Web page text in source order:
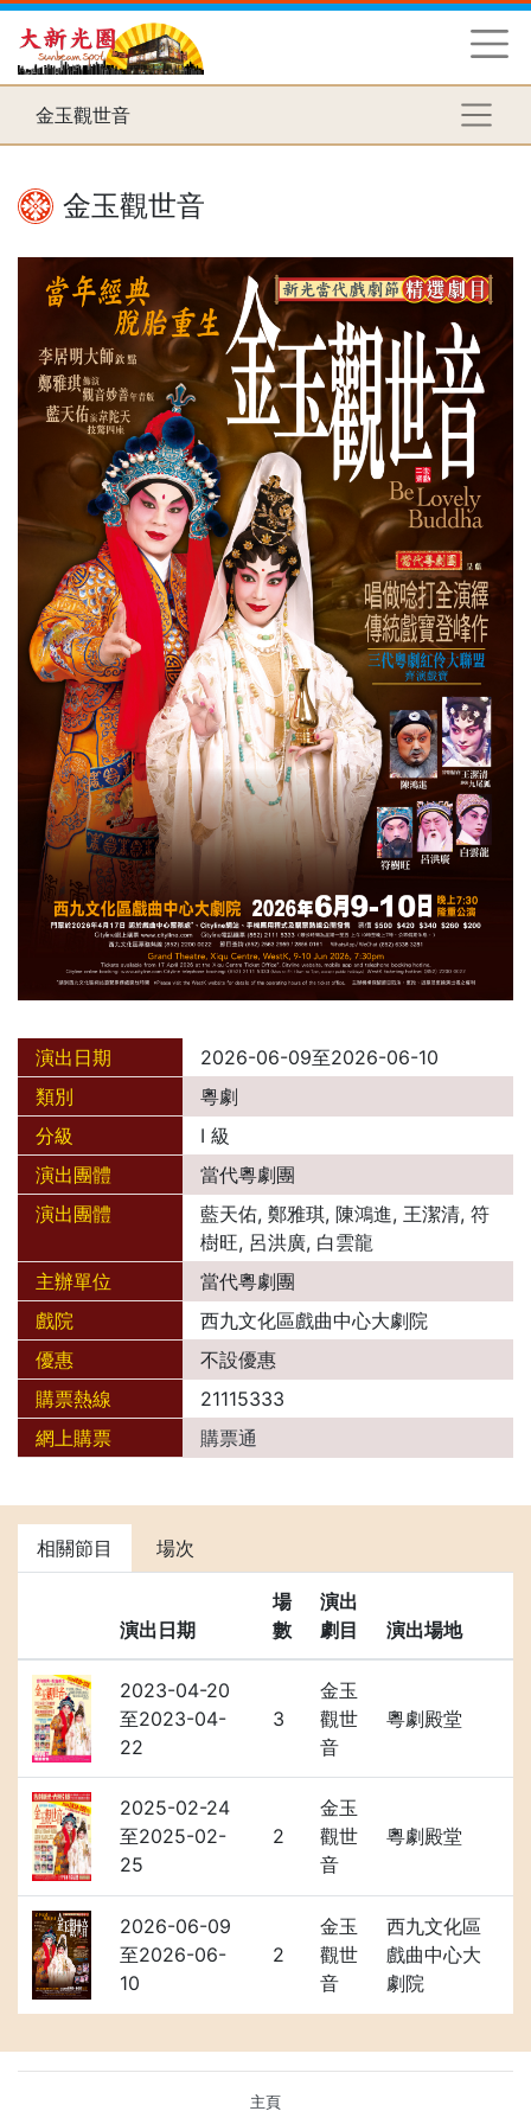
金玉觀世音
金玉觀世音
演出日期
2026-06-09至2026-06-10
類別
粵劇
分級
I 級
演出團體
當代粵劇團
演出團體
藍天佑, 鄭雅琪, 陳鴻進, 王潔清, 符
樹旺, 呂洪廣, 白雲龍
主辦單位
當代粵劇團
戲院
西九文化區戲曲中心大劇院
優惠
不設優惠
購票熱線
21115333
網上購票
購票通
相關節目 場次
演出日期
場
數
演出
劇目
演出場地
2023-04-20
至2023-04-
22
3
金玉
觀世
音
粵劇殿堂
2025-02-24
至2025-02-
25
2
金玉
觀世
音
粵劇殿堂
2026-06-09
至2026-06-
10
2
金玉
觀世
音
西九文化區
戲曲中心大
劇院
主頁